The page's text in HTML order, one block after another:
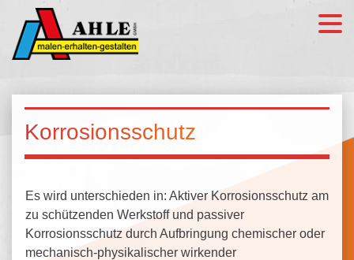
Korrosionsschutz
Es wird unterschieden in: Aktiver Korrosionsschutz am
zu schützenden Werkstoff und passiver
Korrosionsschutz durch Aufbringung chemischer oder
mechanisch-physikalischer wirkender